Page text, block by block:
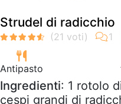
Strudel di radicchio
Antipasto
Ingredienti: 1 rotolo
cespi grandi di